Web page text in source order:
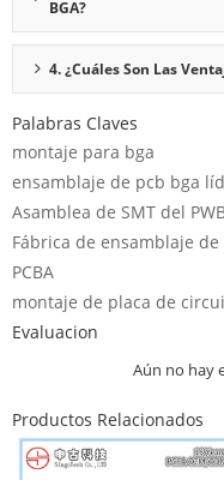
BGA?
4. ¿Cuáles Son Las
Palabras Claves
montaje para bga
ensamblaje de pcb bga
Asamblea de SMT del
Fábrica de ensamblaje de
PCBA
montaje de placa de
Evaluacion
Aún no hay
Productos Relacionados